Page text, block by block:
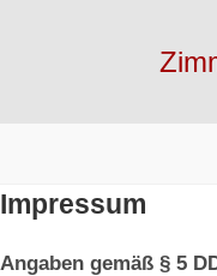
Impressum
Angaben gemäß § 5